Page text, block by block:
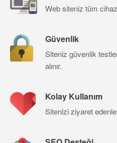
Web siteniz tüm
Güvenlik
Siteniz güvenlik
alınır.
Kolay Kullanım
Sitenizi ziyaret